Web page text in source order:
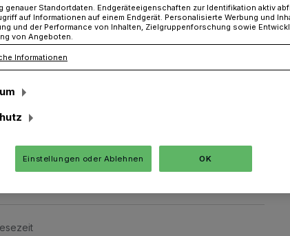
planmäßig
der Kampfmittelbeseitigungsdienst
am „Bahnhofsvorplatz“ in
bisher planmäßig.
genauer Standortdaten. Endgeräteeigenschaften zur Identifikation aktiv
auf Informationen auf einem Endgerät. Personalisierte Werbung und
und der Performance von Inhalten, Zielgruppenforschung sowie
von Angeboten.
Informationen
Einstellungen oder Ablehnen OK